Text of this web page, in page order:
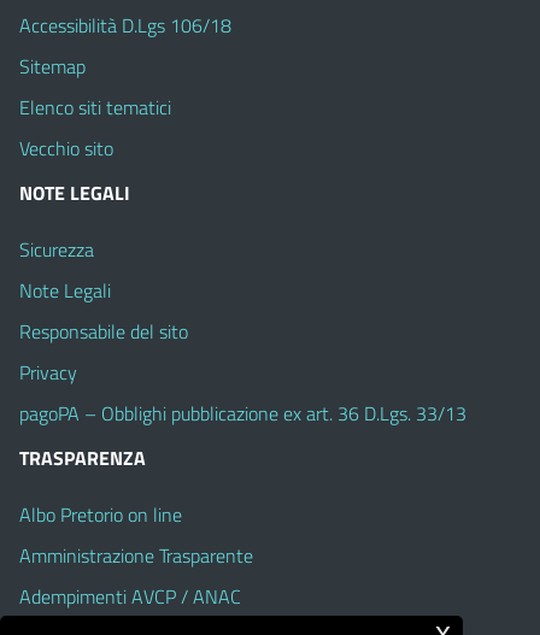
Accessibilità D.Lgs 106/18
Sitemap
Elenco siti tematici
Vecchio sito
NOTE LEGALI
Sicurezza
Note Legali
Responsabile del sito
Privacy
pagoPA – Obblighi pubblicazione ex art. 36 D.Lgs. 33/13
TRASPARENZA
Albo Pretorio on line
Amministrazione Trasparente
Adempimenti AVCP / ANAC